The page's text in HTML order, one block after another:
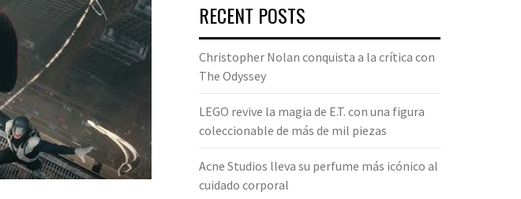
RECENT POSTS
Christopher Nolan conquista a la crítica con
The Odyssey
LEGO revive la magia de E.T. con una figura
coleccionable de más de mil piezas
Acne Studios lleva su perfume más icónico al
cuidado corporal